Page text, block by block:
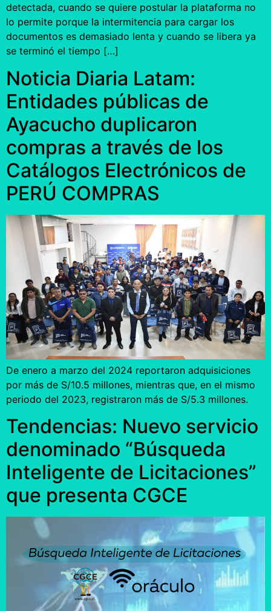
detectada, cuando se quiere postular la plataforma no
lo permite porque la intermitencia para cargar los
documentos es demasiado lenta y cuando se libera ya
se terminó el tiempo […]
Noticia Diaria Latam:
Entidades públicas de
Ayacucho duplicaron
compras a través de los
Catálogos Electrónicos de
PERÚ COMPRAS
De enero a marzo del 2024 reportaron adquisiciones
por más de S/10.5 millones, mientras que, en el mismo
periodo del 2023, registraron más de S/5.3 millones.
Tendencias: Nuevo servicio
denominado “Búsqueda
Inteligente de Licitaciones”
que presenta CGCE